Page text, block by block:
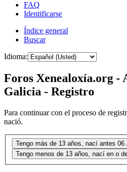
FAQ
Identificarse
Índice general
Buscar
Idioma:
Foros Xenealoxía.org -
Galicia - Registro
Para continuar con el proceso de
nació.